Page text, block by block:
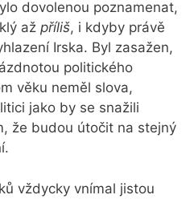
dovolenou poznamenat,
až příliš, i kdyby právě
Irska. Byl zasažen,
politického
věku neměl slova,
jako by se snažili
že budou útočit na stejný
vždycky vnímal jistou